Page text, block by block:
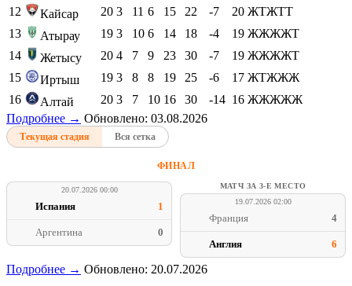
12
Кайсар 20 3 11 6 15 22 -7 20 ЖТЖТТ
13
Атырау 19 3 10 6 14 18 -4 19 ЖЖЖЖТ
14
Жетысу 20 4 7 9 23 30 -7 19 ЖЖЖЖТ
15
Иртыш 19 3 8 8 19 25 -6 17 ЖТЖЖЖ
16
Алтай 20 3 7 10 16 30 -14 16 ЖЖЖЖЖ
Подробнее → Обновлено: 03.08.2026
Текущая стадия Вся сетка
ФИНАЛ
20.07.2026 00:00
Испания 1
Аргентина 0
МАТЧ ЗА 3-Е МЕСТО
19.07.2026 02:00
Франция 4
Англия 6
Подробнее → Обновлено: 20.07.2026